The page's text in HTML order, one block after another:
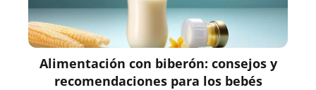
Alimentación con biberón: consejos y
recomendaciones para los bebés